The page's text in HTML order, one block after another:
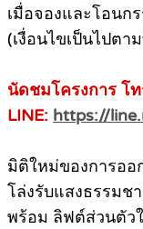
เมื่อจองและโอนก
(เงื่อนไขเป็นไปต
นัดชมโครงการ โ
LINE: https://
มิติใหม่ของการออ
โล่งรับแสงธรรมช
พร้อม ลิฟต์ส่วนตัว